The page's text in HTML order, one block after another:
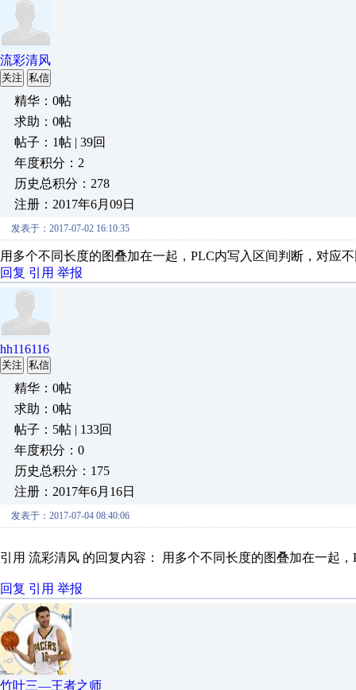
流彩清风
关注 私信
精华：0帖
求助：0帖
帖子：1帖 | 39回
年度积分：2
历史总积分：278
注册：2017年6月09日
发表于：2017-07-02 16:10:35
用多个不同长度的图叠加在一起，PLC内写入区间判断，对应
回复 引用 举报
hh116116
关注 私信
精华：0帖
求助：0帖
帖子：5帖 | 133回
年度积分：0
历史总积分：175
注册：2017年6月16日
发表于：2017-07-04 08:40:06
引用 流彩清风 的回复内容： 用多个不同长度的图叠加在一起
回复 引用 举报
竹叶三—王者之师